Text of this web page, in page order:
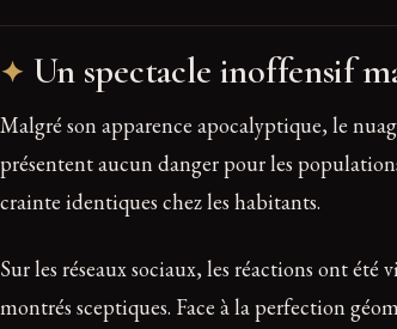
Un spectacle inoffensif
Malgré son apparence apocalyptique, le
présentent aucun danger pour les
crainte identiques chez les habitants.
Sur les réseaux sociaux, les réactions ont
montrés sceptiques. Face à la perfection